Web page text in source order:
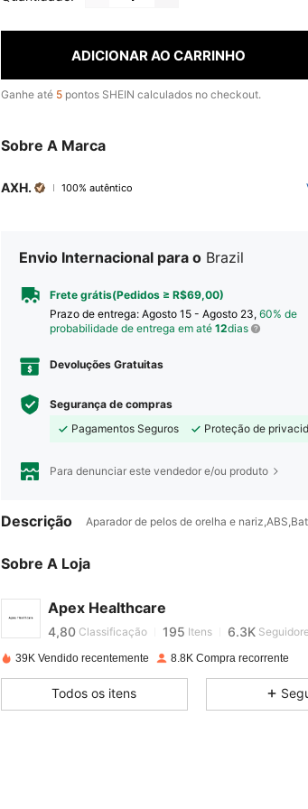
ADICIONAR AO CARRINHO
Ganhe até 5 pontos SHEIN calculados no checkout.
Sobre A Marca
AXH. 100% autêntico
Envio Internacional para o Brazil
Frete grátis(Pedidos ≥ R$69,00)
Prazo de entrega: Agosto 15 - Agosto 23, 60% de
probabilidade de entrega em até 12dias
Devoluções Gratuitas
Segurança de compras
Pagamentos Seguros
Proteção de
Para denunciar este vendedor e/ou produto
Descrição Aparador de pelos de orelha e
Sobre A Loja
Apex Healthcare
4,80 195 6.3K
4,80 Classificação 195 Itens 6.3K
4,80
39K Vendido recentemente 8.8K Compra recorrente
Todos os itens